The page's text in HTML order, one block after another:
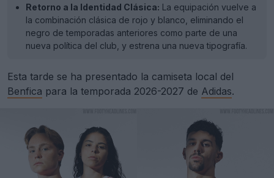
Retorno a la Identidad Clásica: La equipación vuelve a
la combinación clásica de rojo y blanco, eliminando el
negro de temporadas anteriores como parte de una
nueva política del club, y estrena una nueva tipografía.
Esta tarde se ha presentado la camiseta local del
Benfica para la temporada 2026-2027 de Adidas.